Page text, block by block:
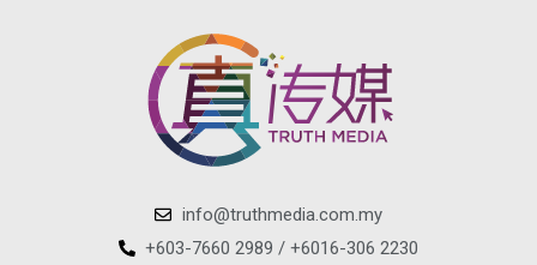
info@truthmedia.com.my
+603-7660 2989 / +6016-306 2230